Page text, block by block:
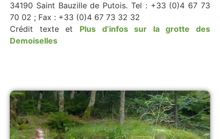
34190 Saint Bauzille de Putois. Tel : +33 (0)4 67 73
70 02 ; Fax : +33 (0)4 67 73 32 32
Crédit texte et Plus d’infos sur la grotte des
Demoiselles